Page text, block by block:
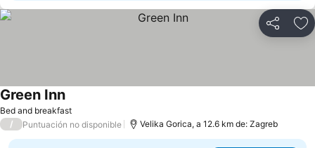
Compartir
Bed and breakfast
Green Inn
/ Puntuación no disponible Velika Gorica, a 12.6 km de: Zagreb